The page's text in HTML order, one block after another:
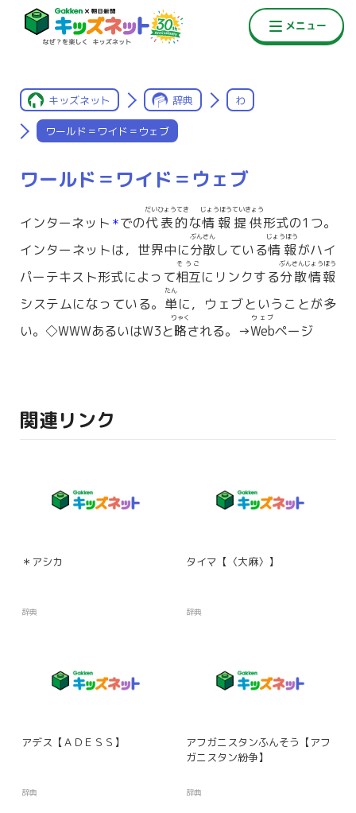
キッズネット 辞典 わ
ワールド＝ワイド＝ウェブ
ワールド＝ワイド＝ウェブ
インターネット ＊での代表的
だいひょうてき
な情報提供
じょうほうていきょう
形式の1つ。
インターネットは，世界中に分散
ぶんさん
している情報
じょうほう
がハイ
パーテキスト形式によって相互
そうご
にリンクする分散情報
ぶんさんじょうほう
システムになっている。 単
たん
に，ウェブということが多
い。◇WWWあるいはW3と略
りゃく
される。→Web
ウェブ
ページ
関連リンク
＊アシカ
辞典
タイマ【〈大麻〉】
辞典
アデス【ＡＤＥＳＳ】
辞典
アフガニスタンふんそう【アフ
ガニスタン紛争】
辞典